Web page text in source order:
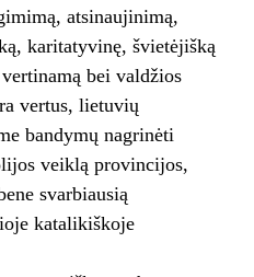
atsinaujinimą,
karitatyvinę, švietėjišką
bei valdžios
vertus, lietuvių
bandymų nagrinėti
veiklą provincijos,
svarbiausią
katalikiškoje